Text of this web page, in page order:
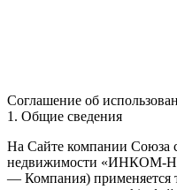
Соглашение об
1. Общие сведения
На Сайте компании Союза
недвижимости «ИНКОМ-
— Компания) применяется